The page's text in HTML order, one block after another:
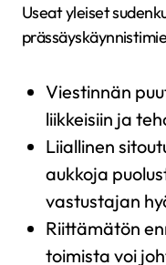
Useat yleiset
Viestinnän
liikkeisiin ja
Liiallinen
aukkoja
vastustajan
Riittämätön
toimista voi